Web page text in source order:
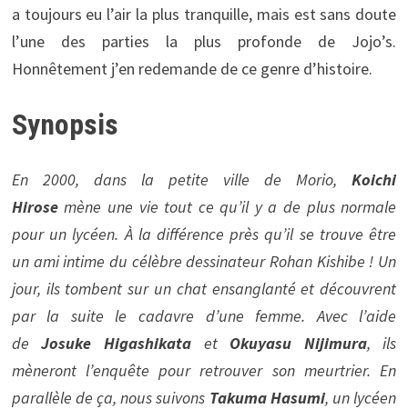
a toujours eu l’air la plus tranquille, mais est sans doute
l’une des parties la plus profonde de Jojo’s.
Honnêtement j’en redemande de ce genre d’histoire.
Synopsis
En 2000, dans la petite ville de Morio,Koichi
Hirosemène une vie tout ce qu’il y a de plus normale
pour un lycéen. À la différence près qu’il se trouve être
un ami intime du célèbre dessinateur Rohan Kishibe ! Un
jour, ils tombent sur un chat ensanglanté et découvrent
par la suite le cadavre d’une femme. Avec l’aide
deJosuke Higashikataet Okuyasu Nijimura, ils
mèneront l’enquête pour retrouver son meurtrier. En
parallèle de ça, nous suivons Takuma Hasumi, un lycéen